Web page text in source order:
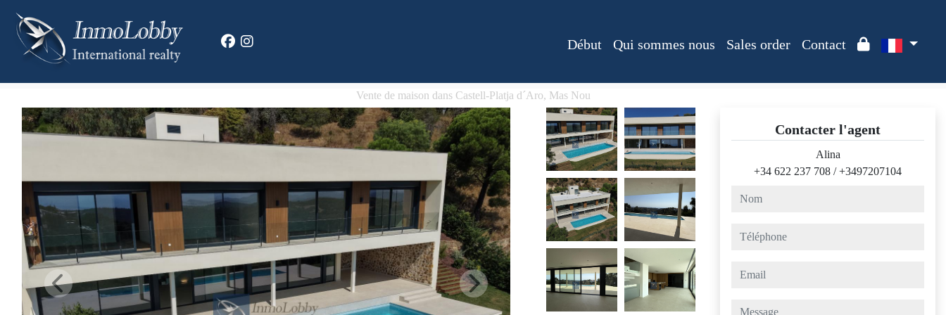
Début Qui sommes nous Sales order Contact
Vente de maison dans Castell-Platja d´Aro, Mas Nou
Contacter l'agent
Alina
+34 622 237 708 /+3497207104
nom
téléphone
email
message